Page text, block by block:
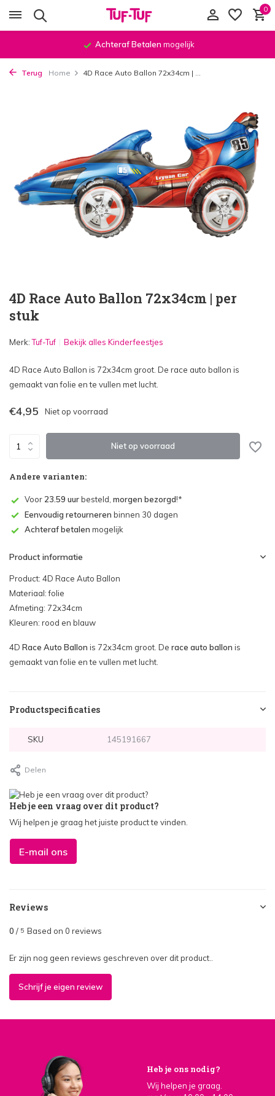
0
Achteraf Betalen mogelijk
Terug Home 4D Race Auto Ballon 72x34cm | ...
4D Race Auto Ballon 72x34cm | per
stuk
Merk:Tuf-Tuf Bekijk alles Kinderfeestjes
4D Race Auto Ballon is 72x34cm groot. De race auto ballon is
gemaakt van folie en te vullen met lucht.
€4,95 Niet op voorraad
Niet op voorraad
Andere varianten:
Voor 23.59 uurbesteld, morgen bezorgd!*
Eenvoudig retourneren binnen 30 dagen
Achteraf betalen mogelijk
Product informatie
Product: 4D Race Auto Ballon
Materiaal: folie
Afmeting: 72x34cm
Kleuren: rood en blauw
4D Race Auto Ballon is 72x34cm groot. De race auto ballon is
gemaakt van folie en te vullen met lucht.
Productspecificaties
SKU 145191667
Delen
Heb je een vraag over dit product?
Wij helpen je graag het juiste product te vinden.
E-mail ons
Reviews
0 / 5 Based on 0 reviews
Er zijn nog geen reviews geschreven over dit product..
Schrijf je eigen review
Heb je ons nodig?
Wij helpen je graag.